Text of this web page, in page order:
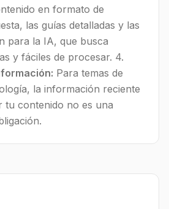
en formato de
las guías detalladas y las
para la IA, que busca
y fáciles de procesar. 4.
Para temas de
la información reciente
tu contenido no es una